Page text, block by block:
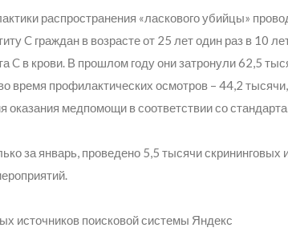
распространения «ласкового убийцы»
C граждан в возрасте от 25 лет один раз в 10
C в крови. В прошлом году они затронули 62,5
время профилактических осмотров – 44,2
оказания медпомощи в соответствии со
за январь, проведено 5,5 тысячи
источников поисковой системы Яндекс